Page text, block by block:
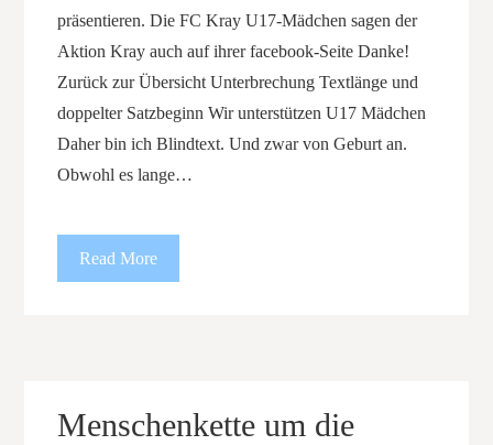
präsentieren. Die FC Kray U17-Mädchen sagen der
Aktion Kray auch auf ihrer facebook-Seite Danke!
Zurück zur Übersicht Unterbrechung Textlänge und
doppelter Satzbeginn Wir unterstützen U17 Mädchen
Daher bin ich Blindtext. Und zwar von Geburt an.
Obwohl es lange…
Read More
Menschenkette um die